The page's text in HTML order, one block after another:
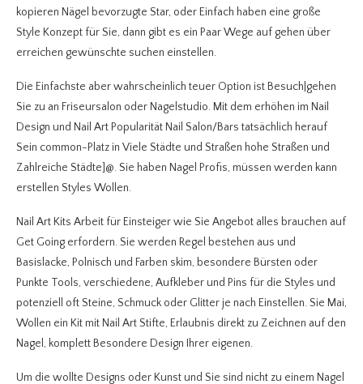
kopieren Nägel bevorzugte Star, oder Einfach haben eine große
Style Konzept für Sie, dann gibt es ein Paar Wege auf gehen über
erreichen gewünschte suchen einstellen.
Die Einfachste aber wahrscheinlich teuer Option ist Besuch|gehen
Sie zu an Friseursalon oder Nagelstudio. Mit dem erhöhen im Nail
Design und Nail Art Popularität Nail Salon/Bars tatsächlich herauf
Sein common-Platz in Viele Städte und Straßen hohe Straßen und
Zahlreiche Städte]@. Sie haben Nagel Profis, müssen werden kann
erstellen Styles Wollen.
Nail Art Kits Arbeit für Einsteiger wie Sie Angebot alles brauchen auf
Get Going erfordern. Sie werden Regel bestehen aus und
Basislacke, Polnisch und Farben skim, besondere Bürsten oder
Punkte Tools, verschiedene, Aufkleber und Pins für die Styles und
potenziell oft Steine, Schmuck oder Glitter je nach Einstellen. Sie Mai,
Wollen ein Kit mit Nail Art Stifte, Erlaubnis direkt zu Zeichnen auf den
Nagel, komplett Besondere Design Ihrer eigenen.
Um die wollte Designs oder Kunst und Sie sind nicht zu einem Nagel